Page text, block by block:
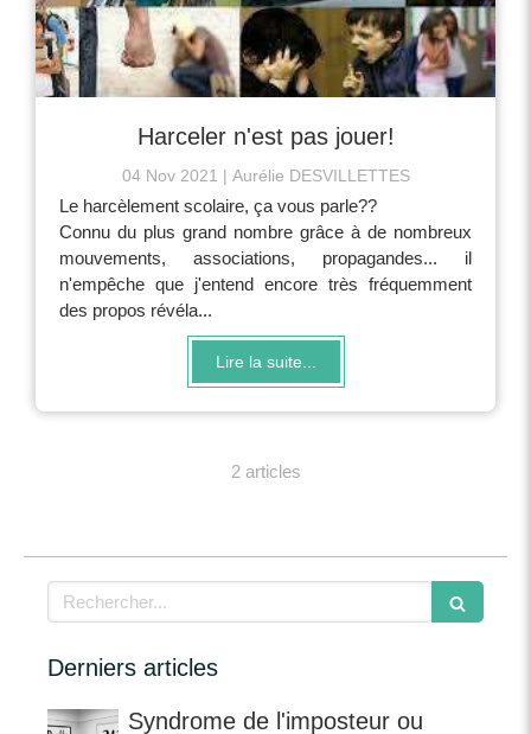
Harceler n'est pas jouer!
04 Nov 2021 Aurélie DESVILLETTES
Le harcèlement scolaire, ça vous parle??
Connu du plus grand nombre grâce à de nombreux
mouvements, associations, propagandes... il
n'empêche que j'entend encore très fréquemment
des propos révéla...
Lire la suite...
2 articles
Rechercher
Derniers articles
Syndrome de l'imposteur ou